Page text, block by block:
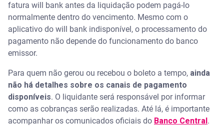
fatura will bank antes da liquidação podem pagá-lo
normalmente dentro do vencimento. Mesmo com o
aplicativo do will bank indisponível, o processamento do
pagamento não depende do funcionamento do banco
emissor.
Para quem não gerou ou recebou o boleto a tempo, ainda
não há detalhes sobre os canais de pagamento
disponíveis. O liquidante será responsável por informar
como as cobranças serão realizadas. Até lá, é importante
acompanhar os comunicados oficiais do Banco Central .